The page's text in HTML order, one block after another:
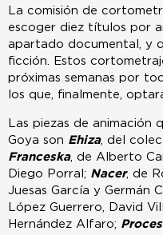
La comisión de
escoger diez títulos por
apartado documental, y
ficción. Estos
próximas semanas por
los que, finalmente,
Las piezas de animación
Goya son Ehiza, del
Franceska, de Alberto
Diego Porral; Nacer, de
Juesas García y Germán
López Guerrero, David
Hernández Alfaro;